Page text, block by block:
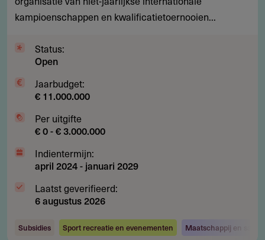
topsportevenementen
kampioenschappen en kwalificatietoernooien...
Status:
Open
Jaarbudget:
€ 11.000.000
Per uitgifte
€ 0 - € 3.000.000
Indientermijn:
april 2024- januari 2029
Laatst geverifieerd:
6 augustus 2026
Subsidies Sport recreatie en evenementen Maatschappij en